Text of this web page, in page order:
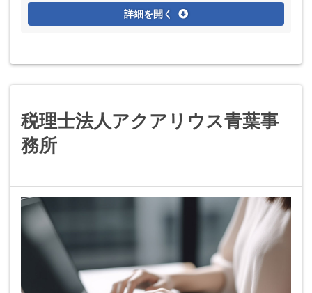
詳細を開く
税理士法人アクアリウス青葉事
務所